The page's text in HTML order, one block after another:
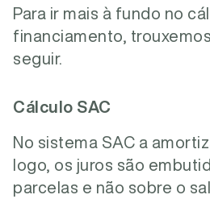
Para ir mais à fundo no
financiamento,
seguir.
Cálculo SAC
No sistema SAC a
logo, os juros são
parcelas e não sobre o